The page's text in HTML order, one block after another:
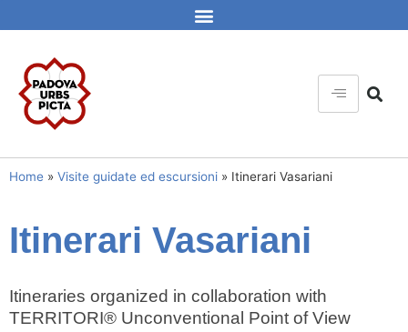
Home » Visite guidate ed escursioni » Itinerari Vasariani
Itinerari Vasariani
Itineraries organized in collaboration with
TERRITORI® Unconventional Point of View